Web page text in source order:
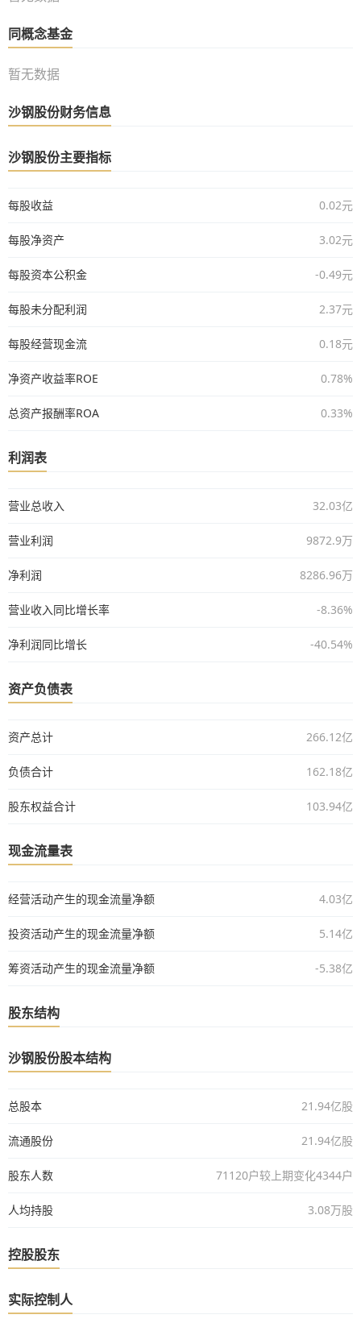
同概念基金
暂无数据
沙钢股份财务信息
沙钢股份主要指标
每股收益 0.02元
每股净资产 3.02元
每股资本公积金 -0.49元
每股未分配利润 2.37元
每股经营现金流 0.18元
净资产收益率ROE 0.78%
总资产报酬率ROA 0.33%
利润表
营业总收入 32.03亿
营业利润 9872.9万
净利润 8286.96万
营业收入同比增长率 -8.36%
净利润同比增长 -40.54%
资产负债表
资产总计 266.12亿
负债合计 162.18亿
股东权益合计 103.94亿
现金流量表
经营活动产生的现金流量净额 4.03亿
投资活动产生的现金流量净额 5.14亿
筹资活动产生的现金流量净额 -5.38亿
股东结构
沙钢股份股本结构
总股本 21.94亿股
流通股份 21.94亿股
股东人数 71120户较上期变化4344户
人均持股 3.08万股
控股股东
实际控制人